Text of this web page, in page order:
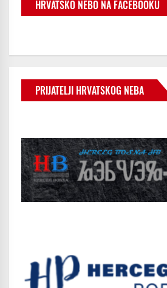
HRVATSKO NEBO NA FACEBOOKU
PRIJATELJI HRVATSKOG NEBA